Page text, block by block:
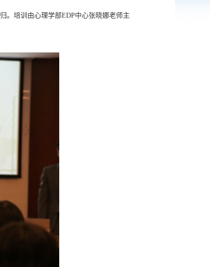
。培训由心理学部EDP中心张晓娜老师主